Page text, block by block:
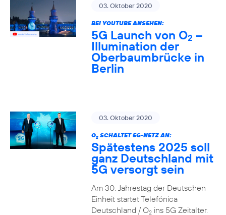
03. Oktober 2020
BEI YOUTUBE ANSEHEN:
5G Launch von O2 –
Illumination der
Oberbaumbrücke in
Berlin
03. Oktober 2020
O2SCHALTET 5G-NETZ AN:
Spätestens 2025 soll
ganz Deutschland mit
5G versorgt sein
Am 30. Jahrestag der Deutschen
Einheit startet Telefónica
Deutschland / O2ins 5G Zeitalter.